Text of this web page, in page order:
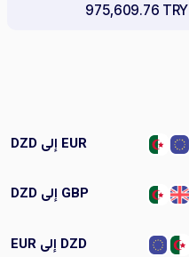
975,609.76 TRY
EUR إلى DZD
GBP إلى DZD
DZD إلى EUR